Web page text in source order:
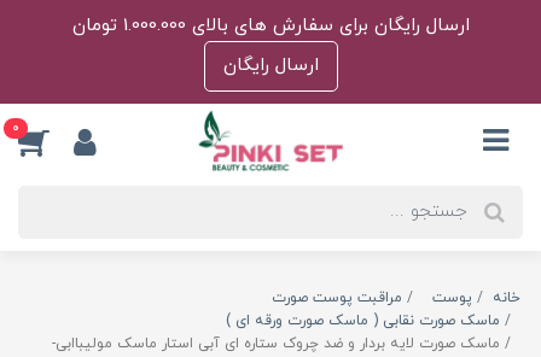
ارسال رایگان برای سفارش های بالای 1.000.000 تومان
ارسال رایگان
0
خانه پوست
مراقبت پوست صورت
ماسک صورت نقابی ( ماسک صورت ورقه ای )
ماسک صورت لایه بردار و ضد چروک ستاره ای آبی استار ماسک مولیباابی-